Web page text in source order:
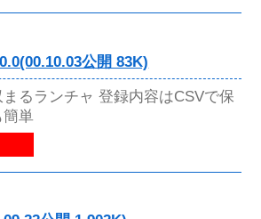
公開 83K)
るランチャ 登録内容はCSVで保
簡単